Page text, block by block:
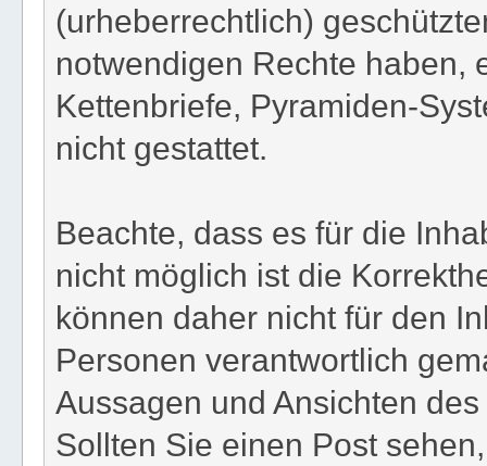
(urheberrechtlich)
notwendigen Rechte haben,
Kettenbriefe, Pyramiden-
nicht gestattet.
Beachte, dass es für die
nicht möglich ist die
können daher nicht für den
Personen verantwortlich
Aussagen und Ansichten
Sollten Sie einen Post